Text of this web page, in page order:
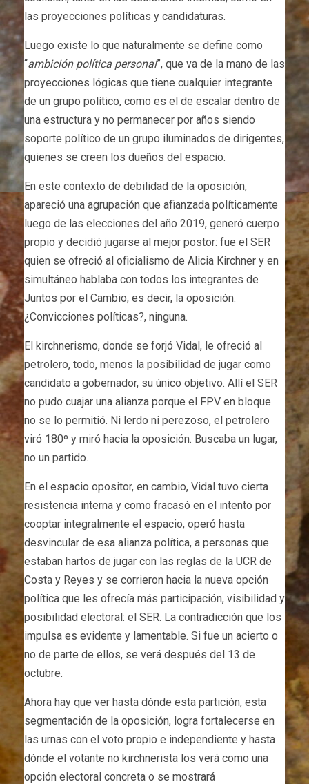
las proyecciones políticas y candidaturas.
Luego existe lo que naturalmente se define como
“ambición política personal”, que va de la mano de las
proyecciones lógicas que tiene cualquier integrante
de un grupo político, como es el de escalar dentro de
una estructura y no permanecer por años siendo
soporte político de un grupo iluminados de dirigentes,
quienes se creen los dueños del espacio.
En este contexto de debilidad de la oposición,
apareció una agrupación que afianzada políticamente
luego de las elecciones del año 2019, generó cuerpo
propio y decidió jugarse al mejor postor: fue el SER
quien se ofreció al oficialismo de Alicia Kirchner y en
simultáneo hablaba con todos los integrantes de
Juntos por el Cambio, es decir, la oposición.
¿Convicciones políticas?, ninguna.
El kirchnerismo, donde se forjó Vidal, le ofreció al
petrolero, todo, menos la posibilidad de jugar como
candidato a gobernador, su único objetivo. Allí el SER
no pudo cuajar una alianza porque el FPV en bloque
no se lo permitió. Ni lerdo ni perezoso, el petrolero
viró 180º y miró hacia la oposición. Buscaba un lugar,
no un partido.
En el espacio opositor, en cambio, Vidal tuvo cierta
resistencia interna y como fracasó en el intento por
cooptar integralmente el espacio, operó hasta
desvincular de esa alianza política, a personas que
estaban hartos de jugar con las reglas de la UCR de
Costa y Reyes y se corrieron hacia la nueva opción
política que les ofrecía más participación, visibilidad y
posibilidad electoral: el SER. La contradicción que los
impulsa es evidente y lamentable. Si fue un acierto o
no de parte de ellos, se verá después del 13 de
octubre.
Ahora hay que ver hasta dónde esta partición, esta
segmentación de la oposición, logra fortalecerse en
las urnas con el voto propio e independiente y hasta
dónde el votante no kirchnerista los verá como una
opción electoral concreta o se mostrará